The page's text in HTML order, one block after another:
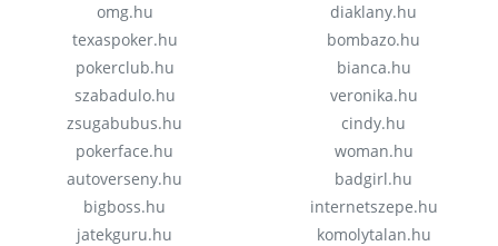
omg.hu
texaspoker.hu
pokerclub.hu
szabadulo.hu
zsugabubus.hu
pokerface.hu
autoverseny.hu
bigboss.hu
jatekguru.hu
diaklany.hu
bombazo.hu
bianca.hu
veronika.hu
cindy.hu
woman.hu
badgirl.hu
internetszepe.hu
komolytalan.hu